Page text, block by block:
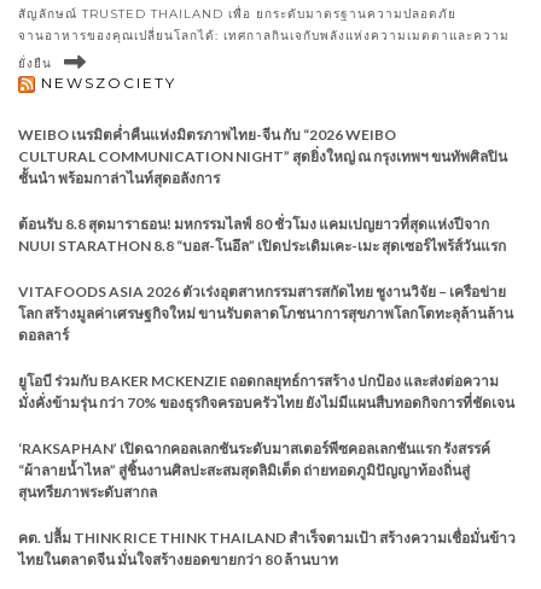
สัญลักษณ์ TRUSTED THAILAND เพื่อ ยกระดับมาตรฐานความปลอดภัย
จานอาหารของคุณเปลี่ยนโลกได้: เทศกาลกินเจกับพลังแห่งความเมตตาและความ
ยั่งยืน
NEWSZOCIETY
WEIBO เนรมิตค่ำคืนแห่งมิตรภาพไทย-จีน กับ “2026 WEIBO
CULTURAL COMMUNICATION NIGHT” สุดยิ่งใหญ่ ณ กรุงเทพฯ ขนทัพศิลปิน
ชั้นนำ พร้อมกาล่าไนท์สุดอลังการ
ต้อนรับ 8.8 สุดมาราธอน! มหกรรมไลฟ์ 80 ชั่วโมง แคมเปญยาวที่สุดแห่งปีจาก
NUUI STARATHON 8.8 “บอส-โนอึล” เปิดประเดิมเคะ-เมะ สุดเซอร์ไพร้ส์วันแรก
VITAFOODS ASIA 2026 ตัวเร่งอุตสาหกรรมสารสกัดไทย ชูงานวิจัย – เครือข่าย
โลก สร้างมูลค่าเศรษฐกิจใหม่ ขานรับตลาดโภชนาการสุขภาพโลกโตทะลุล้านล้าน
ดอลลาร์
ยูโอบี ร่วมกับ BAKER MCKENZIE ถอดกลยุทธ์การสร้าง ปกป้อง และส่งต่อความ
มั่งคั่งข้ามรุ่น กว่า 70% ของธุรกิจครอบครัวไทย ยังไม่มีแผนสืบทอดกิจการที่ชัดเจน
‘RAKSAPHAN’ เปิดฉากคอลเลกชันระดับมาสเตอร์พีซคอลเลกชันแรก รังสรรค์
“ผ้าลายน้ำไหล” สู่ชิ้นงานศิลปะสะสมสุดลิมิเต็ด ถ่ายทอดภูมิปัญญาท้องถิ่นสู่
สุนทรียภาพระดับสากล
คต. ปลื้ม THINK RICE THINK THAILAND สำเร็จตามเป้า สร้างความเชื่อมั่นข้าว
ไทยในตลาดจีน มั่นใจสร้างยอดขายกว่า 80 ล้านบาท